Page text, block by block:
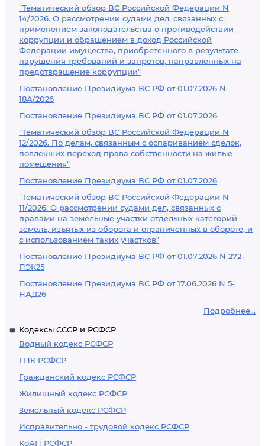
"Тематический обзор ВС Российской Федерации N
14/2026. О рассмотрении судами дел, связанных с
применением законодательства о противодействии
коррупции и обращением в доход Российской
Федерации имущества, приобретенного в результате
нарушения требований и запретов, направленных на
предотвращение коррупции"
Постановление Президиума ВС РФ от 01.07.2026 N
18А/2026
Постановление Президиума ВС РФ от 01.07.2026
"Тематический обзор ВС Российской Федерации N
12/2026. По делам, связанным с оспариванием сделок,
повлекших переход права собственности на жилые
помещения"
Постановление Президиума ВС РФ от 01.07.2026
"Тематический обзор ВС Российской Федерации N
11/2026. О рассмотрении судами дел, связанных с
правами на земельные участки отдельных категорий
земель, изъятых из оборота и ограниченных в обороте, и
с использованием таких участков"
Постановление Президиума ВС РФ от 01.07.2026 N 272-
ПЭК25
Постановление Президиума ВС РФ от 17.06.2026 N 5-
НАД26
Подробнее...
Кодексы СССР и РСФСР
Водный кодекс РСФСР
ГПК РСФСР
Гражданский кодекс РСФСР
Жилищный кодекс РСФСР
Земельный кодекс РСФСР
Исправительно - трудовой кодекс РСФСР
КоАП РСФСР